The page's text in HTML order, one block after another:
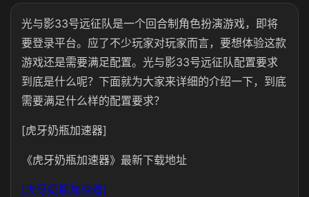
光与影33号远征队是一个回合制角色扮演游戏，即将
要登录平台。应了不少玩家对玩家而言，要想体验这款
游戏还是需要满足配置。光与影33号远征队配置要求
到底是什么呢？下面就为大家来详细的介绍一下，到底
需要满足什么样的配置要求？
[虎牙奶瓶加速器]
《虎牙奶瓶加速器》最新下载地址
[虎牙奶瓶加速器]